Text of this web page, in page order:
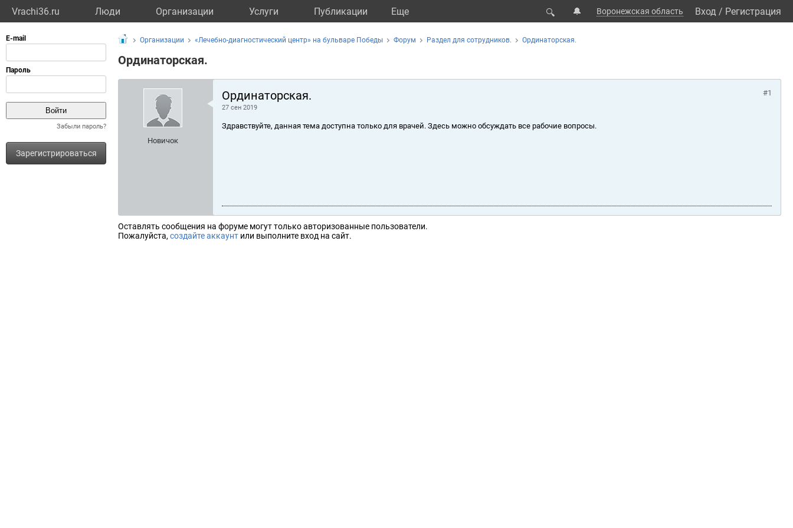
Vrachi36.ru Люди Организации Услуги Публикации Eще 🔍 🔔 Воронежская область Вход / Регистрация
Забыли пароль?
Зарегистрироваться
Организации «Лечебно-диагностический центр» на бульваре Победы Форум Раздел для сотрудников. Ординаторская.
Ординаторская.
Новичок
Ординаторская.
27 сен 2019
#1
Здравствуйте, данная тема доступна только для врачей. Здесь можно обсуждать все рабочие вопросы.
Оставлять сообщения на форуме могут только авторизованные пользователи.
Пожалуйста, создайте аккаунт или выполните вход на сайт.